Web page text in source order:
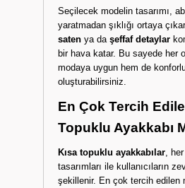
Seçilecek modelin tasarımı,
yaratmadan şıklığı ortaya
satenya da şeffaf detaylar
bir hava katar. Bu sayede her
modaya uygun hem de
oluşturabilirsiniz.
En Çok Tercih
Topuklu Ayakkabı
Kısa topuklu ayakkabılar,
tasarımları ile kullanıcıların
şekillenir. En çok tercih edilen